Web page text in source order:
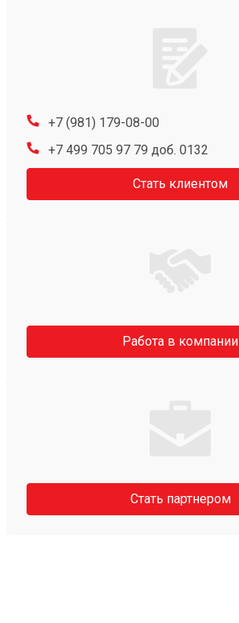
+7 (981) 179-08-00
+7 499 705 97 79 доб. 0132
Стать клиентом
Работа в компании
Стать партнером